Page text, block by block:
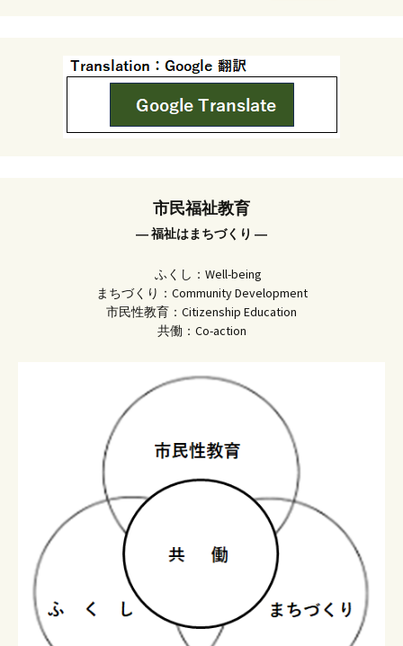
市民福祉教育
― 福祉はまちづくり ―
ふくし：Well-being
まちづくり：Community Development
市民性教育：Citizenship Education
共働：Co-action